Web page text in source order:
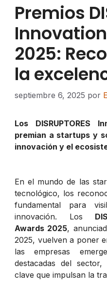
Premios
2025:
la
septiembre 6, 2025 por
Los DISRUPTORES
premian a startups y
innovación y el
En el mundo de las
tecnológico, los
fundamental para
innovación. Los
Awards 2025,
2025, vuelven a poner
las empresas
destacadas del
clave que impulsan la